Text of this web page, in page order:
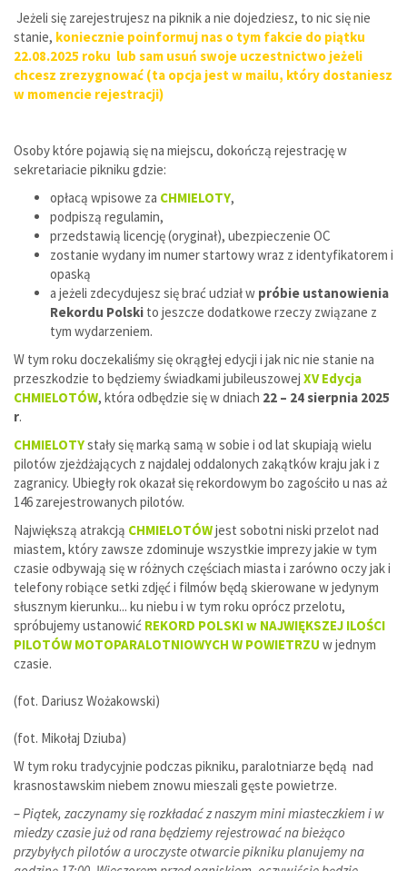
Jeżeli się zarejestrujesz na piknik a nie dojedziesz, to nic się nie
stanie, koniecznie poinformuj nas o tym fakcie do piątku
22.08.2025 roku lub sam usuń swoje uczestnictwo jeżeli
chcesz zrezygnować (ta opcja jest w mailu, który dostaniesz
w momencie rejestracji)
Osoby które pojawią się na miejscu, dokończą rejestrację w
sekretariacie pikniku gdzie:
opłacą wpisowe za CHMIELOTY,
podpiszą regulamin,
przedstawią licencję (oryginał), ubezpieczenie OC
zostanie wydany im numer startowy wraz z identyfikatorem i
opaską
a jeżeli zdecydujesz się brać udział w próbie ustanowienia
Rekordu Polski to jeszcze dodatkowe rzeczy związane z
tym wydarzeniem.
W tym roku doczekaliśmy się okrągłej edycji i jak nic nie stanie na
przeszkodzie to będziemy świadkami jubileuszowej XV Edycja
CHMIELOTÓW, która odbędzie się w dniach 22 – 24 sierpnia 2025
r.
CHMIELOTYstały się marką samą w sobie i od lat skupiają wielu
pilotów zjeżdżających z najdalej oddalonych zakątków kraju jak i z
zagranicy. Ubiegły rok okazał się rekordowym bo zagościło u nas aż
146 zarejestrowanych pilotów.
Największą atrakcją CHMIELOTÓWjest sobotni niski przelot nad
miastem, który zawsze zdominuje wszystkie imprezy jakie w tym
czasie odbywają się w różnych częściach miasta i zarówno oczy jak i
telefony robiące setki zdjęć i filmów będą skierowane w jedynym
słusznym kierunku... ku niebu i w tym roku oprócz przelotu,
spróbujemy ustanowić REKORD POLSKI w NAJWIĘKSZEJ ILOŚCI
PILOTÓW MOTOPARALOTNIOWYCH W POWIETRZU w jednym
czasie.
(fot. Dariusz Wożakowski)
(fot. Mikołaj Dziuba)
W tym roku tradycyjnie podczas pikniku, paralotniarze będą nad
krasnostawskim niebem znowu mieszali gęste powietrze.
–Piątek, zaczynamy się rozkładać z naszym mini miasteczkiem i w
miedzy czasie już od rana będziemy rejestrować na bieżąco
przybyłych pilotów a uroczyste otwarcie pikniku planujemy na